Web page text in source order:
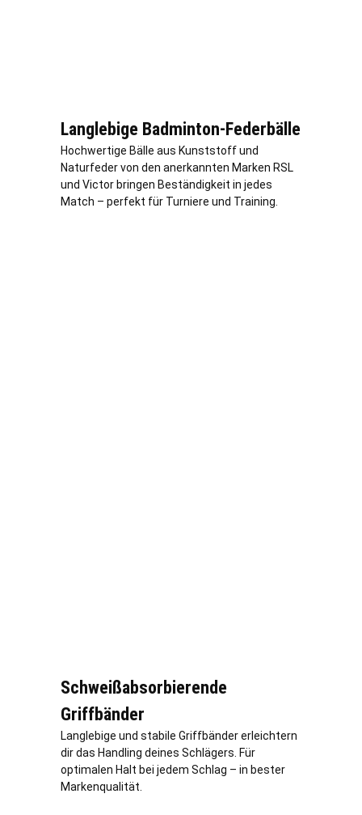
Langlebige Badminton-Federbälle
Hochwertige Bälle aus Kunststoff und
Naturfeder von den anerkannten Marken RSL
und Victor bringen Beständigkeit in jedes
Match – perfekt für Turniere und Training.
Schweißabsorbierende
Griffbänder
Langlebige und stabile Griffbänder erleichtern
dir das Handling deines Schlägers. Für
optimalen Halt bei jedem Schlag – in bester
Markenqualität.